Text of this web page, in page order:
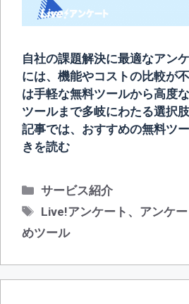
自社の課題解決に最適なアン
には、機能やコストの比較が
は手軽な無料ツールから高度
ツールまで多岐にわたる選択
記事では、おすすめの無料ツ
きを読む
カ
テ
リ
サービス紹介
タ
グ
Live!アンケート 、 アンケ
めツール